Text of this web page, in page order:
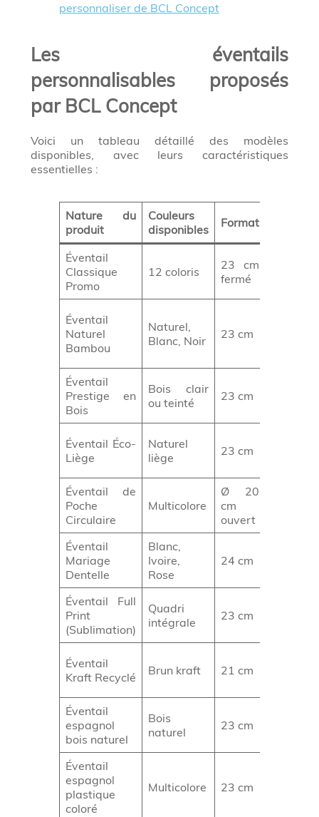
personnaliser de BCL Concept
Les éventails
personnalisables proposés
par BCL Concept
Voici un tableau détaillé des modèles
disponibles, avec leurs caractéristiques
essentielles :
Nature du
produit
Couleurs
disponibles
Format
Éventail
Classique
Promo
12 coloris
23 cm
fermé
Éventail
Naturel
Bambou
Naturel,
Blanc, Noir
23 cm
Éventail
Prestige en
Bois
Bois clair
ou teinté
23 cm
Éventail Éco-
Liège
Naturel
liège
23 cm
Éventail de
Poche
Circulaire
Multicolore
Ø 20
cm
ouvert
Éventail
Mariage
Dentelle
Blanc,
Ivoire,
Rose
24 cm
Éventail Full
Print
(Sublimation)
Quadri
intégrale
23 cm
Éventail
Kraft Recyclé
Brun kraft 21 cm
Éventail
espagnol
bois naturel
Bois
naturel
23 cm
Éventail
espagnol
plastique
coloré
Multicolore 23 cm